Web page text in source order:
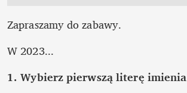
Zapraszamy do zabawy.
W 2023...
1. Wybierz pierwszą literę imienia